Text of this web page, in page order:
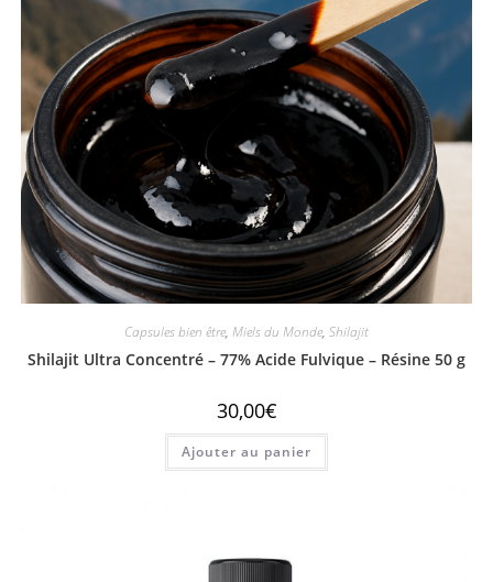
Capsules bien être, Miels du Monde, Shilajit
Shilajit Ultra Concentré – 77% Acide Fulvique – Résine 50 g
30,00€
Ajouter au panier